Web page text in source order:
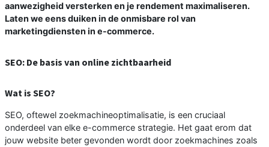
aanwezigheid versterken en je rendement maximaliseren.
Laten we eens duiken in de onmisbare rol van
marketingdiensten in e-commerce.
SEO: De basis van online zichtbaarheid
Wat is SEO?
SEO, oftewel zoekmachineoptimalisatie, is een cruciaal
onderdeel van elke e-commerce strategie. Het gaat erom dat
jouw website beter gevonden wordt door zoekmachines zoals